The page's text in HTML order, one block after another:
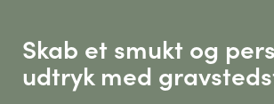
Skab et smukt og
udtryk med